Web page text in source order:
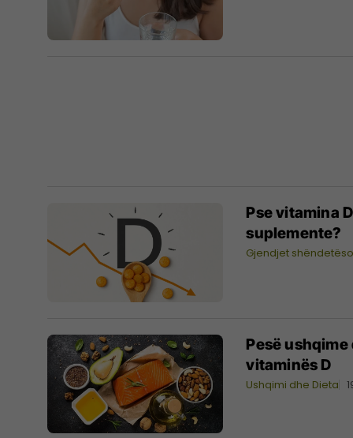
Pse vitamina
suplemente?
Gjendjet
Pesë
vitaminës D
Ushqimi dhe Dieta